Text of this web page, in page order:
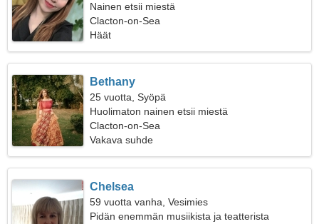
Nainen etsii miestä
Clacton-on-Sea
Häät
Bethany
25 vuotta, Syöpä
Huolimaton nainen etsii miestä
Clacton-on-Sea
Vakava suhde
Chelsea
59 vuotta vanha, Vesimies
Pidän enemmän musiikista ja teatterista